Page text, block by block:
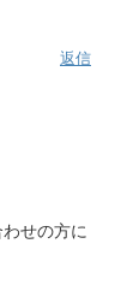
返信
せの方に